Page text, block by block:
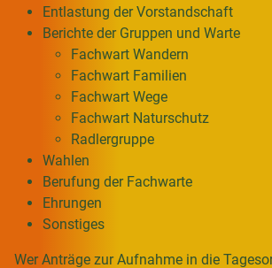
Entlastung der Vorstandschaft
Berichte der Gruppen und Warte
Fachwart Wandern
Fachwart Familien
Fachwart Wege
Fachwart Naturschutz
Radlergruppe
Wahlen
Berufung der Fachwarte
Ehrungen
Sonstiges
Wer Anträge zur Aufnahme in die